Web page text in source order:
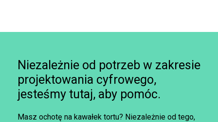
Niezależnie od potrzeb w zakresie
projektowania cyfrowego,
jesteśmy tutaj, aby pomóc.
Masz ochotę na kawałek tortu? Niezależnie od tego,